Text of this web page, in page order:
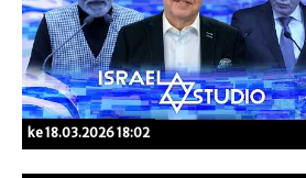
ke 18.03.2026 18:02